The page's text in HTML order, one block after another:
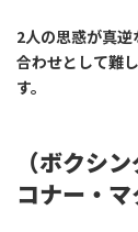
2人の思惑が真
合わせとして難
す。
（ボクシ
コナー・マ